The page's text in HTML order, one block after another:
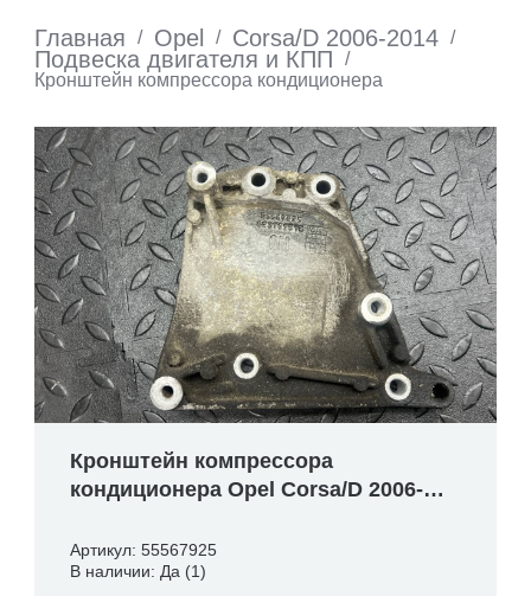
Главная / Opel / Corsa/D 2006-2014 /
Подвеска двигателя и КПП
/
Кронштейн компрессора кондиционера
Кронштейн компрессора
кондиционера Opel Corsa/D 2006-
Артикул: 55567925
В наличии: Да (1)